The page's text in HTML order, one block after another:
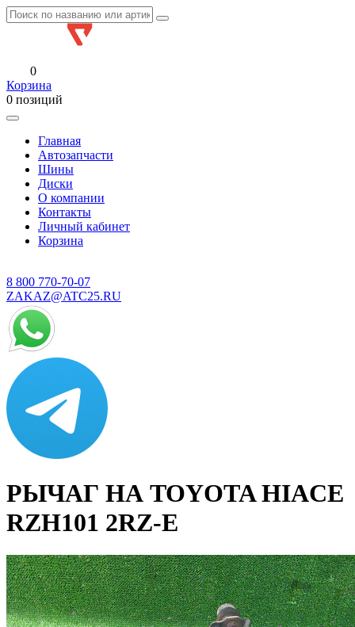
0
Корзина
0 позиций
Главная
Автозапчасти
Шины
Диски
О компании
Контакты
Личный кабинет
Корзина
8 800 770-70-07
ZAKAZ@ATC25.RU
РЫЧАГ НА TOYOTA HIACE
RZH101 2RZ-E